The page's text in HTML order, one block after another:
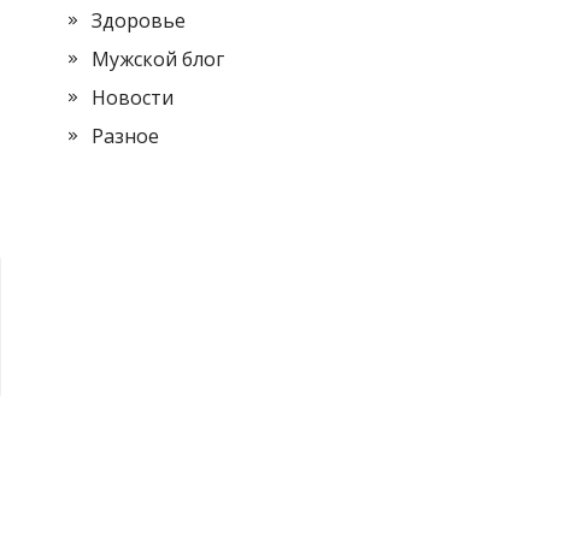
Здоровье
Мужской блог
Новости
Разное